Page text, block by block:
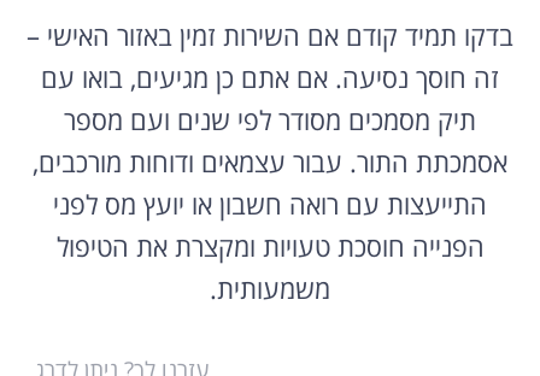
בדקו תמיד קודם אם השירות זמין באזור האישי –
זה חוסך נסיעה. אם אתם כן מגיעים, בואו עם
תיק מסמכים מסודר לפי שנים ועם מספר
אסמכתת התור. עבור עצמאים ודוחות מורכבים,
התייעצות עם רואה חשבון או יועץ מס לפני
הפנייה חוסכת טעויות ומקצרת את הטיפול
משמעותית.